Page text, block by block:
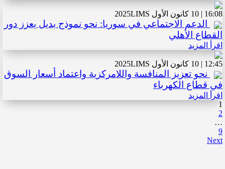
16:08 | 10 كانون الأول 2025 LIMS
الدعم الاجتماعي في سوريا: نحو نموذج بديل يعزز دور
القطاع الأهلي
اقرأ المزيد
12:45 | 10 كانون الأول 2025 LIMS
نحو تعزيز المنافسة واللامركزية واعتماد أسعار السوق
في قطاع الكهرباء
اقرأ المزيد
1
2
…
9
Next